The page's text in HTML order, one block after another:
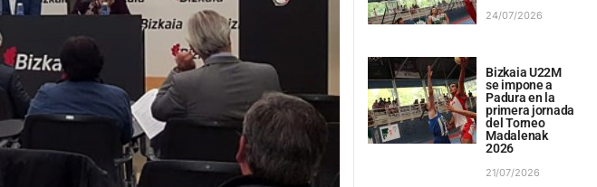
24/07/2026
Bizkaia U22M
se impone a
Padura en la
primera jornada
del Torneo
Madalenak
2026
21/07/2026